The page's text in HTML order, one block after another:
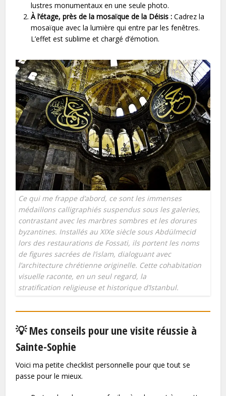
lustres monumentaux en une seule photo.
À l’étage, près de la mosaïque de la Déisis : Cadrez la
mosaïque avec la lumière qui entre par les fenêtres.
L’effet est sublime et chargé d’émotion.
Ce qui me frappe d’abord, ce sont les immenses
médaillons calligraphiés suspendus sous les galeries,
contrastant avec les marbres sombres et les dorures
byzantines. Installés au XIXe siècle sous Abdülmecid
lors des restaurations de Fossati, ils portent les noms
de figures sacrées de l’islam, dialoguant avec
l’architecture chrétienne originelle. Cette cohabitation
visuelle raconte, en un seul regard, la
stratification religieuse et historique d’Istanbul.
💡 Mes conseils pour une visite réussie à
Sainte-Sophie
Voici ma petite checklist personnelle pour que tout se
passe pour le mieux.